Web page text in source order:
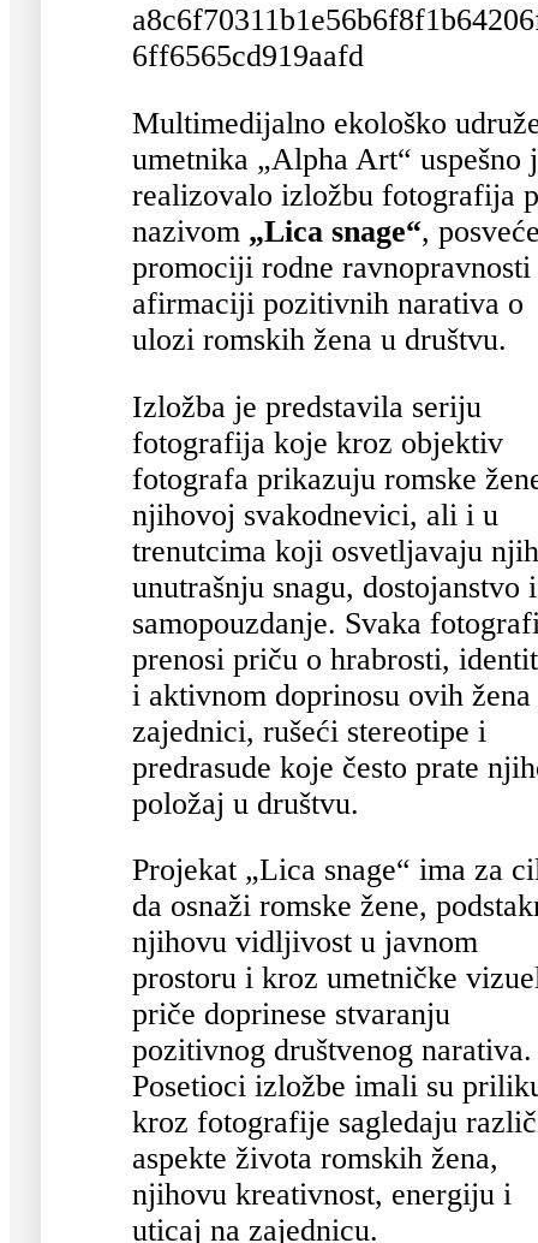
Multimedijalno ekološko
umetnika „Alpha Art“ uspešno
realizovalo izložbu fotografija
nazivom „Lica snage“,
promociji rodne
afirmaciji pozitivnih narativa o
ulozi romskih žena u društvu.
Izložba je predstavila seriju
fotografija koje kroz objektiv
fotografa prikazuju romske
njihovoj svakodnevici, ali i u
trenutcima koji osvetljavaju
unutrašnju snagu, dostojanstvo i
samopouzdanje. Svaka
prenosi priču o hrabrosti,
i aktivnom doprinosu ovih žena
zajednici, rušeći stereotipe i
predrasude koje često prate
položaj u društvu.
Projekat „Lica snage“ ima za
da osnaži romske žene,
njihovu vidljivost u javnom
prostoru i kroz umetničke
priče doprinese stvaranju
pozitivnog društvenog narativa.
Posetioci izložbe imali su
kroz fotografije sagledaju
aspekte života romskih žena,
njihovu kreativnost, energiju i
uticaj na zajednicu.